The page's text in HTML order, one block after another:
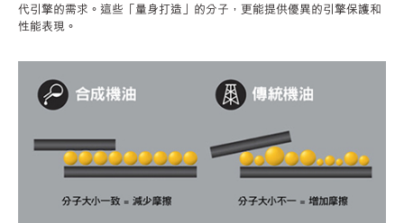
代引擎的需求。這些「量身打造」的分子，更能提供優異的引擎保護和
性能表現。